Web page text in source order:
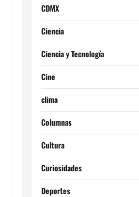
CDMX
Ciencia
Ciencia y Tecnología
Cine
clima
Columnas
Cultura
Curiosidades
Deportes